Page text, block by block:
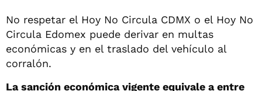
No respetar el Hoy No Circula CDMX o el Hoy No
Circula Edomex puede derivar en multas
económicas y en el traslado del vehículo al
corralón.
La sanción económica vigente equivale a entre